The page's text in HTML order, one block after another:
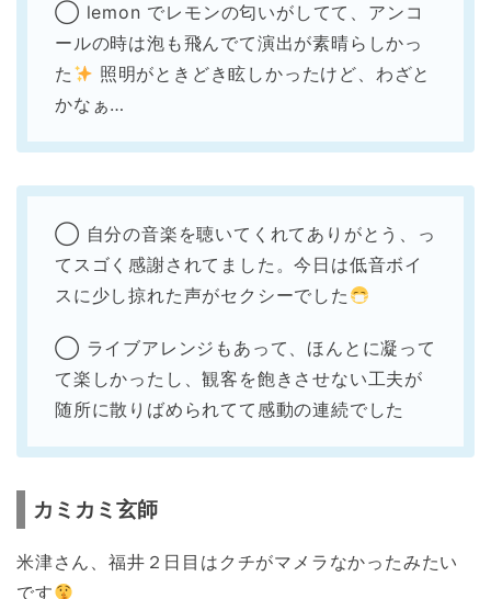
◯ lemon でレモンの匂いがしてて、アンコ
ールの時は泡も飛んでて演出が素晴らしかっ
た
照明がときどき眩しかったけど、わざと
かなぁ…
◯ 自分の音楽を聴いてくれてありがとう、っ
てスゴく感謝されてました。今日は低音ボイ
スに少し掠れた声がセクシーでした
◯ ライブアレンジもあって、ほんとに凝って
て楽しかったし、観客を飽きさせない工夫が
随所に散りばめられてて感動の連続でした
カミカミ玄師
米津さん、福井２日目はクチがマメラなかったみたい
です